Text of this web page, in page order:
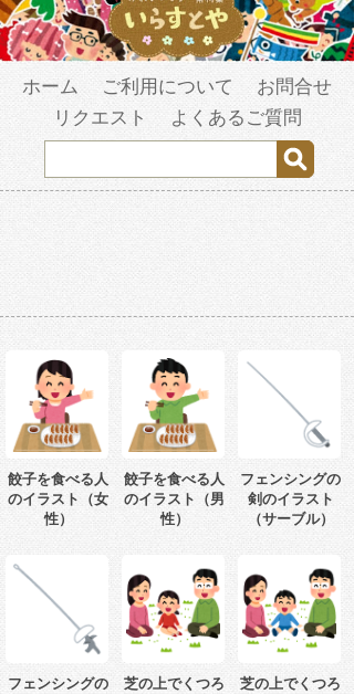
ホーム ご利用について
お問合せ
リクエスト
よくあるご質問
餃子を食べる人
のイラスト（女
性）
餃子を食べる人
のイラスト（男
性）
フェンシングの
剣のイラスト
（サーブル）
フェンシングの
芝の上でくつろ
芝の上でくつろ